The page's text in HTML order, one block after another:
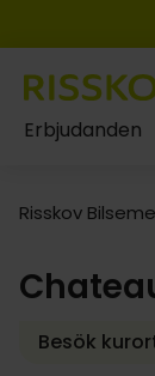
Erbjudanden
Risskov
Besök